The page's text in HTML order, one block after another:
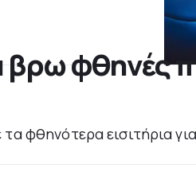
βρω φθηνές
τα φθηνότερα εισιτήρια